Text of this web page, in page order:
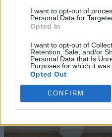
I want to opt-out of
Personal Data for
Opted In
I want to opt-out of
Retention, Sale, and/or
Personal Data that Is
Purposes for which it was
Opted Out
CONFIRM